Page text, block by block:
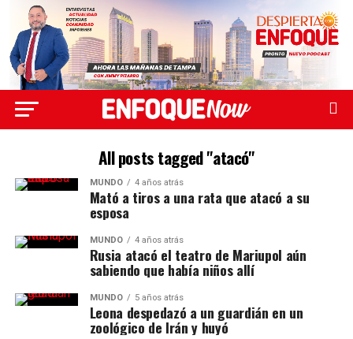
All posts tagged "atacó"
MUNDO 4 años atrás
Mató a tiros a una rata que atacó a su
esposa
MUNDO 4 años atrás
Rusia atacó el teatro de Mariupol aún
sabiendo que había niños allí
MUNDO 5 años atrás
Leona despedazó a un guardián en un
zoológico de Irán y huyó